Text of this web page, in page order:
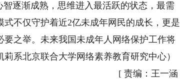
逐渐成熟，思维进入最活跃的状态，最需
不仅守护着近2亿未成年网民的成长，更是
之举。未来我国未成年人网络保护工作将
系北京联合大学网络素养教育研究中心）
[ 责编：王一涵